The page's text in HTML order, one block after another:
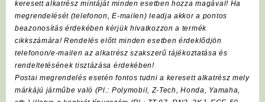
keresett alkatrész mintáját minden esetben hozza magával! Ha
megrendelését (telefonon, E-mailen) leadja akkor a pontos
beazonosítás érdekében kérjük hivatkozzon a termék
cikkszámára! Rendelés előtt minden esetben érdeklődjön
telefonon/e-mailen az alkatrész szakszerű tájékoztatása és
rendeltetésének tisztázása érdekében!
Postai megrendelés esetén fontos tudni a keresett alkatrész mely
márkájú járműbe való (Pl.: Polymobil Z-Tech
, Honda, Yamaha,